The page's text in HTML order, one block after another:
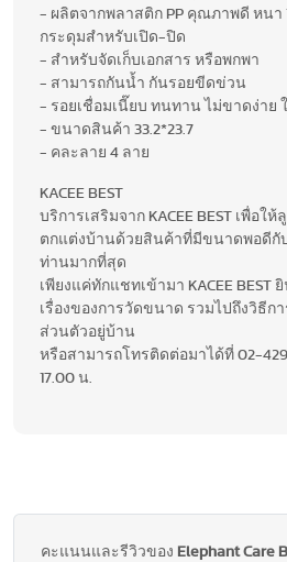
- ผลิตจากพลาสติก PP คุณภาพดี หนา
กระดุมสำหรับเปิด-ปิด
- สำหรับจัดเก็บเอกสาร หรือพกพา
- สามารถกันน้ำ กันรอยขีดข่วน
- รอยเชื่อมเนี๊ยบ ทนทาน ไม่ขาดง่าย
- ขนาดสินค้า 33.2*23.7
- คละลาย 4 ลาย
KACEE BEST
บริการเสริมจาก KACEE BEST เพื่อใ
ตกแต่งบ้านด้วยสินค้าที่มีขนาดพอดีกั
ท่านมากที่สุด
เพียงแค่ทักแชทเข้ามา KACEE BEST
เรื่องของการวัดขนาด รวมไปถึงวิธีก
ส่วนตัวอยู่บ้าน
หรือสามารถโทรติดต่อมาได้ที่ 02-
17.00 น.
คะแนนและรีวิวของ Elephant Care